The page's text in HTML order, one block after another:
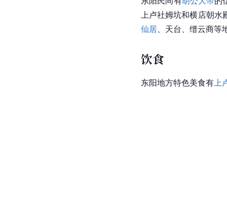
上卢社姆坑和横店朝水
仙居、天台、缙云商等
饮食
东阳地方特色美食有上